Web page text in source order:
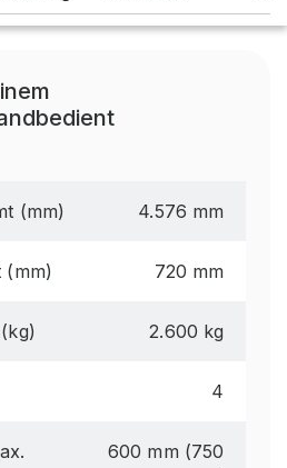
(mm) 4.576 mm
(mm) 720 mm
2.600 kg
4
600 mm (750